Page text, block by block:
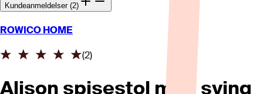
Kundeanmeldelser (2)
ROWICO HOME
(2)
Alison spisestol med sving